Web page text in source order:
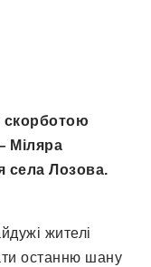
скорботою
Міляра
села Лозова.
жителі
останню шану